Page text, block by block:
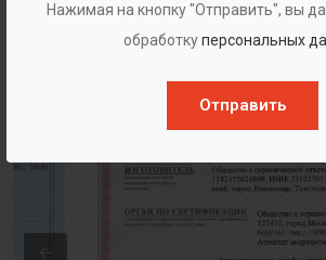
Нажимая на кнопку "Отправить", вы
обработкуперсональных
Отправить